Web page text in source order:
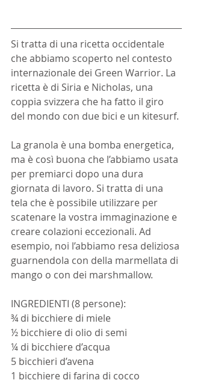
Si tratta di una ricetta occidentale
che abbiamo scoperto nel contesto
internazionale dei Green Warrior. La
ricetta è di Siria e Nicholas, una
coppia svizzera che ha fatto il giro
del mondo con due bici e un kitesurf.
La granola è una bomba energetica,
ma è così buona che l’abbiamo usata
per premiarci dopo una dura
giornata di lavoro. Si tratta di una
tela che è possibile utilizzare per
scatenare la vostra immaginazione e
creare colazioni eccezionali. Ad
esempio, noi l’abbiamo resa deliziosa
guarnendola con della marmellata di
mango o con dei marshmallow.
INGREDIENTI (8 persone):
¾ di bicchiere di miele
½ bicchiere di olio di semi
¼ di bicchiere d’acqua
5 bicchieri d’avena
1 bicchiere di farina di cocco